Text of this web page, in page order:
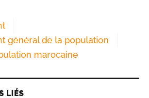
général de la population
marocaine
LIÉS